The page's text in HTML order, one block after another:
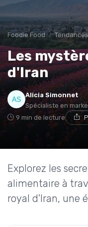
Foodie Food
Les
d'Iran
Alicia Simonnet
Spécialiste en
9 min de lecture
Explorez les
alimentaire à
royal d'Iran, une